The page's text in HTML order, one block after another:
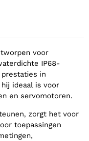
voor
IP68-
in
ideaal is voor
en servomotoren.
zorgt het voor
toepassingen